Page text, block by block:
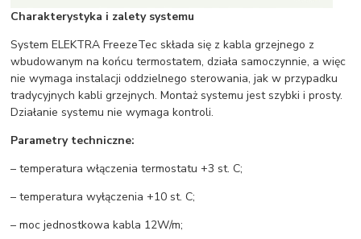
Charakterystyka i zalety systemu
System ELEKTRA FreezeTec składa się z kabla grzejnego z
wbudowanym na końcu termostatem, działa samoczynnie, a więc
nie wymaga instalacji oddzielnego sterowania, jak w przypadku
tradycyjnych kabli grzejnych. Montaż systemu jest szybki i prosty.
Działanie systemu nie wymaga kontroli.
Parametry techniczne:
– temperatura włączenia termostatu +3 st. C;
– temperatura wyłączenia +10 st. C;
– moc jednostkowa kabla 12W/m;